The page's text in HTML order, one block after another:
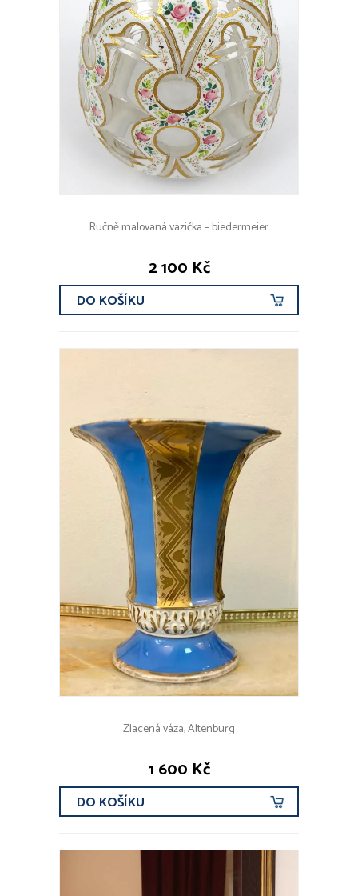
Ručně malovaná vázička – biedermeier
2 100 Kč
DO KOŠÍKU
Zlacená váza, Altenburg
1 600 Kč
DO KOŠÍKU